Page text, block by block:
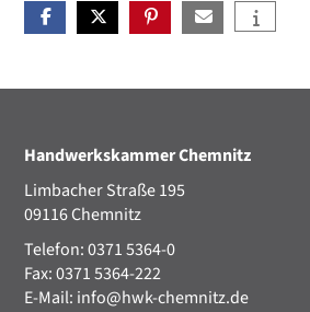
Handwerkskammer Chemnitz
Limbacher Straße 195
09116 Chemnitz
Telefon: 0371 5364-0
Fax: 0371 5364-222
E-Mail: info@hwk-chemnitz.de